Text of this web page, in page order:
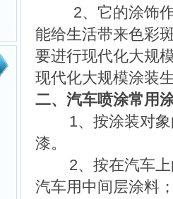
2、它的涂饰作
能给生活带来色彩
要进行现代化大规
现代化大规模涂装
二、汽车喷涂常用
1、按涂装对象
漆。
2、按在汽车上
汽车用中间层涂料